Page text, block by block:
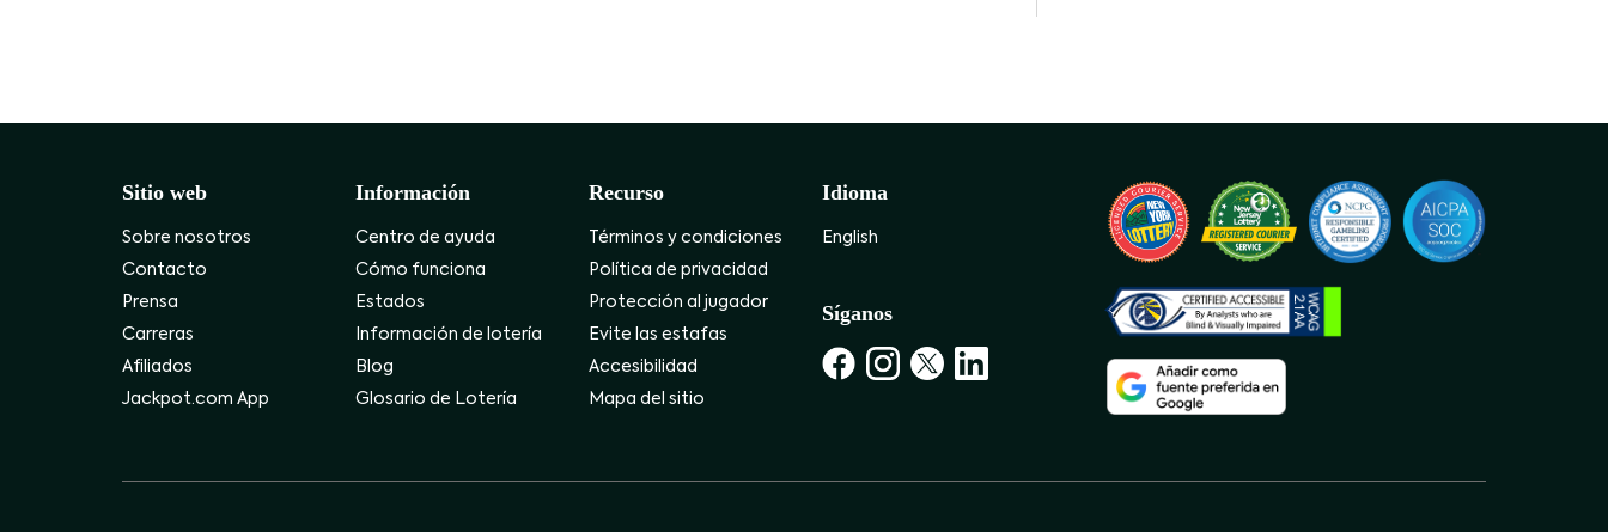
Sitio web
Sobre nosotros
Contacto
Prensa
Carreras
Afiliados
Jackpot.com App
Información
Centro de ayuda
Cómo funciona
Estados
Información de lotería
Blog
Glosario de Lotería
Recurso
Términos y condiciones
Política de privacidad
Protección al jugador
Evite las estafas
Accesibilidad
Mapa del sitio
Idioma
English
Síganos